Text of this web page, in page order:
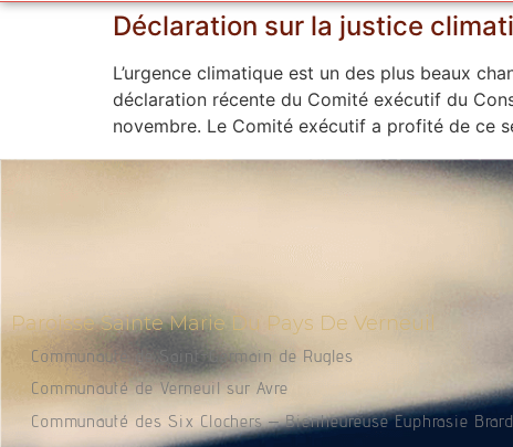
Déclaration sur la justice
L’urgence climatique est un des plus beaux
déclaration récente du Comité exécutif du
novembre. Le Comité exécutif a profité de ce
Paroisse Sainte Marie Du Pays De Verneuil
Communauté de Saint-Germain de Rugles
Communauté de Verneuil sur Avre
Communauté des Six Clochers – Bienheureuse Euphrasie Brard